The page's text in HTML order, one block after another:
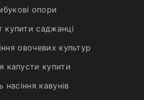
опори
купити саджанці
овочевих культур
капусти купити
насіння кавунів